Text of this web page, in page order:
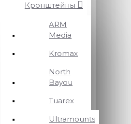
Кронштейны
ARM
Media
Kromax
North
Bayou
Tuarex
Ultramounts